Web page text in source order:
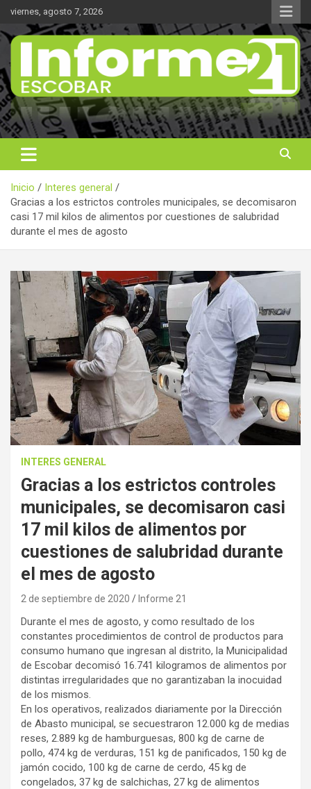
Saltar
contenido
viernes, agosto 7, 2026
Informe 21
Noticas reales
Inicio
Interes general
Gracias a los estrictos controles municipales, se decomisaron
casi 17 mil kilos de alimentos por cuestiones de salubridad
durante el mes de agosto
INTERES GENERAL
Gracias a los estrictos controles
municipales, se decomisaron casi
17 mil kilos de alimentos por
cuestiones de salubridad durante
el mes de agosto
2 de septiembre de 2020 Informe 21
Durante el mes de agosto, y como resultado de los
constantes procedimientos de control de productos para
consumo humano que ingresan al distrito, la Municipalidad
de Escobar decomisó 16.741 kilogramos de alimentos por
distintas irregularidades que no garantizaban la inocuidad
de los mismos.
En los operativos, realizados diariamente por la Dirección
de Abasto municipal, se secuestraron 12.000 kg de medias
reses, 2.889 kg de hamburguesas, 800 kg de carne de
pollo, 474 kg de verduras, 151 kg de panificados, 150 kg de
jamón cocido, 100 kg de carne de cerdo, 45 kg de
congelados, 37 kg de salchichas, 27 kg de alimentos